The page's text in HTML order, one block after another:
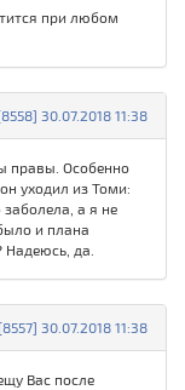
при любом
30.07.2018 11:38
правы. Особенно
уходил из Томи:
а я не
и плана
Надеюсь, да.
[8557] 30.07.2018 11:38
Вас после